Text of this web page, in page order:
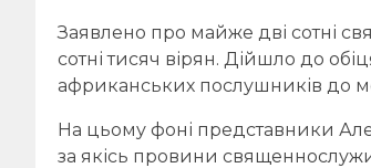
Заявлено про майже дві сотні
сотні тисяч вірян. Дійшло до
африканських послушників до
На цьому фоні представники
за якісь провини